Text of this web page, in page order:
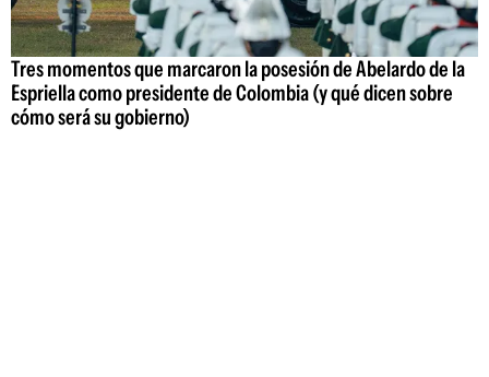
Tres momentos que marcaron la posesión de Abelardo de la
Espriella como presidente de Colombia (y qué dicen sobre
cómo será su gobierno)